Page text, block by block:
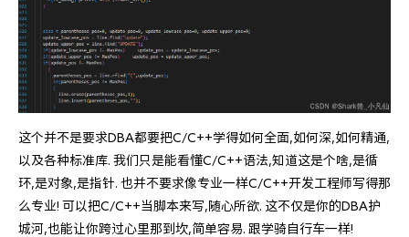
这个并不是要求DBA都要把C/C++学得如何全面,如何深,如何精通,
以及各种标准库. 我们只是能看懂C/C++语法,知道这是个啥,是循
环,是对象,是指针. 也并不要求像专业一样C/C++开发工程师写得那
么专业! 可以把C/C++当脚本来写,随心所欲. 这不仅是你的DBA护
城河,也能让你跨过心里那到坎,简单容易. 跟学骑自行车一样!